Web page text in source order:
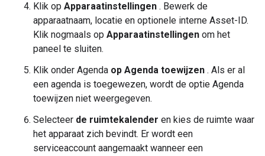
Klik op Apparaatinstellingen . Bewerk de
apparaatnaam, locatie en optionele interne Asset-ID.
Klik nogmaals op Apparaatinstellingen om het
paneel te sluiten.
Klik onder Agenda op Agenda toewijzen . Als er al
een agenda is toegewezen, wordt de optie Agenda
toewijzen niet weergegeven.
Selecteer de ruimtekalender en kies de ruimte waar
het apparaat zich bevindt. Er wordt een
serviceaccount aangemaakt wanneer een